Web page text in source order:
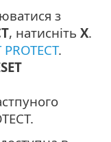
з
, натисніть X.
.